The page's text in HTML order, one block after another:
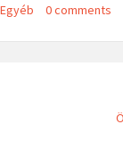
Egyéb 0 comments